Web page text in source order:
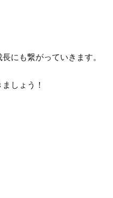
にも繋がっていきます。
しょう！